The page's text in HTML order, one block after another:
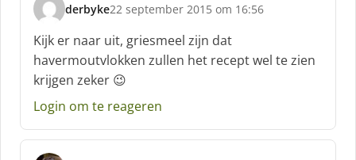
derbyke
s
c
h
r
e
e
:
22 september 2015 om 16:56
Kijk er naar uit, griesmeel zijn dat
havermoutvlokken zullen het recept wel te zien
krijgen zeker 😉
Login om te reageren